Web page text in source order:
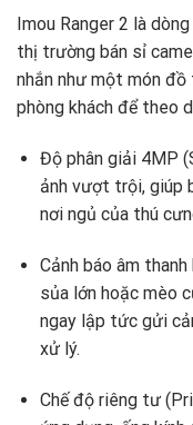
Imou Ranger 2 là
thị trường bán sỉ
nhắn như một món
phòng khách để theo
Độ phân giải 4MP
ảnh vượt trội, giúp
nơi ngủ của thú
Cảnh báo âm
sủa lớn hoặc mèo
ngay lập tức gửi
xử lý.
Chế độ riêng tư